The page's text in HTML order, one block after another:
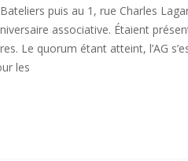
puis au 1, rue Charles
associative. Étaient
Le quorum étant atteint, l’AG
les